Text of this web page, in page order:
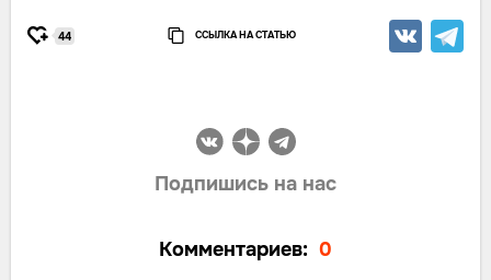
44 ССЫЛКА НА СТАТЬЮ
Подпишись на нас
Комментариев: 0